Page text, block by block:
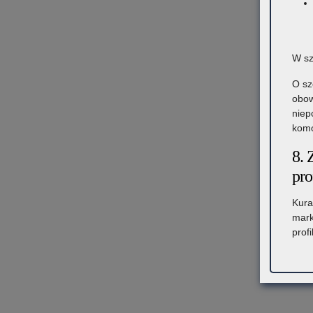
W
O
8.